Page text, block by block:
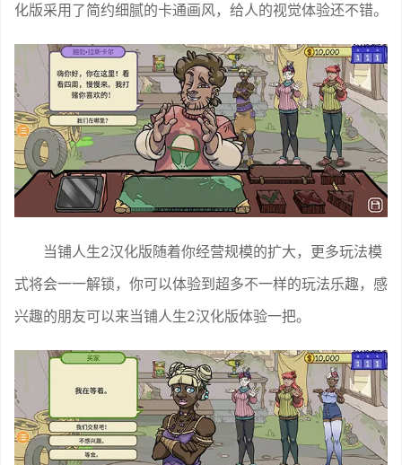
化版采用了简约细腻的卡通画风，给人的视觉体验还不错。
当铺人生2汉化版随着你经营规模的扩大，更多玩法模
式将会一一解锁，你可以体验到超多不一样的玩法乐趣，感
兴趣的朋友可以来当铺人生2汉化版体验一把。